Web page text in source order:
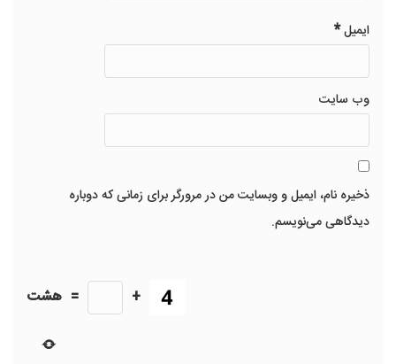
ایمیل*
وب‌ سایت
ذخیره نام، ایمیل و وبسایت من در مرورگر برای زمانی که دوباره
دیدگاهی می‌نویسم.
+
= هشت